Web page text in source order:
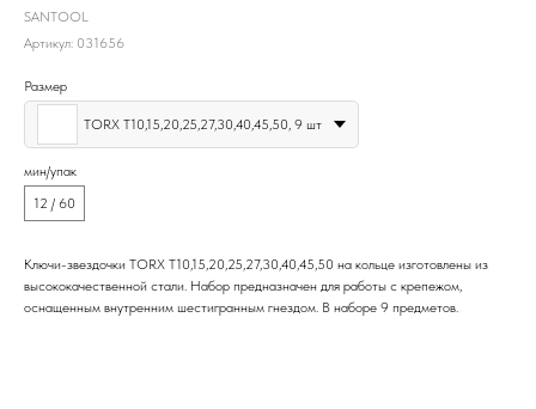
SANTOOL
Артикул: 031656
Размер
TORX Т10,15,20,25,27,30,40,45,50, 9 шт
мин/упак
12 / 60
Ключи-звездочки TORX Т10,15,20,25,27,30,40,45,50 на кольце изготовлены из
высококачественной стали. Набор предназначен для работы с крепежом,
оснащенным внутренним шестигранным гнездом. В наборе 9 предметов.